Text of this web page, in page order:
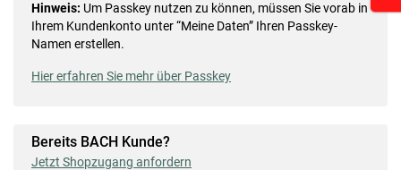
Hinweis: Um Passkey nutzen zu können, müssen Sie vorab in
Ihrem Kundenkonto unter “Meine Daten” Ihren Passkey-
Namen erstellen.
Hier erfahren Sie mehr über Passkey
Bereits BACH Kunde?
Jetzt Shopzugang anfordern